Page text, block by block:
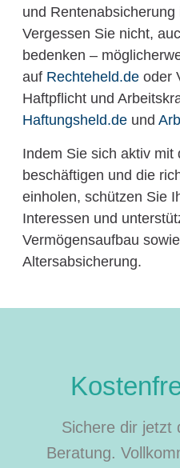
und
Vergessen Sie nicht,
bedenken –
auf Rechteheld.deoder
Haftpflicht und
Haftungsheld.deund
Indem Sie sich aktiv mit
beschäftigen und die
einholen, schützen Sie
Interessen und
Vermögensaufbau
Altersabsicherung.
Sichere dir jetzt
Beratung.